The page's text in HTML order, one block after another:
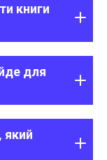
книги
для
який